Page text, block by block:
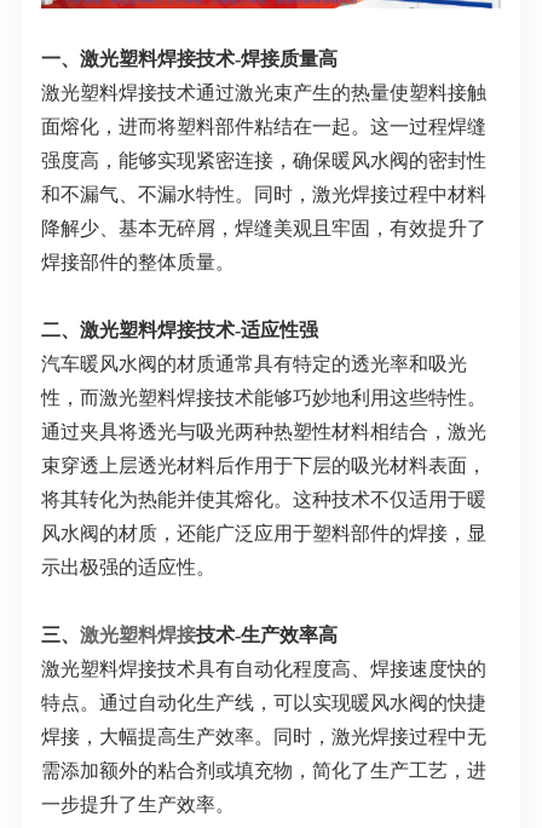
一、激光塑料焊接技术-焊接质量高
激光塑料焊接技术通过激光束产生的热量使塑料接触
面熔化，进而将塑料部件粘结在一起。这一过程焊缝
强度高，能够实现紧密连接，确保暖风水阀的密封性
和不漏气、不漏水特性。同时，激光焊接过程中材料
降解少、基本无碎屑，焊缝美观且牢固，有效提升了
焊接部件的整体质量。
二、激光塑料焊接技术-适应性强
汽车暖风水阀的材质通常具有特定的透光率和吸光
性，而激光塑料焊接技术能够巧妙地利用这些特性。
通过夹具将透光与吸光两种热塑性材料相结合，激光
束穿透上层透光材料后作用于下层的吸光材料表面，
将其转化为热能并使其熔化。这种技术不仅适用于暖
风水阀的材质，还能广泛应用于塑料部件的焊接，显
示出极强的适应性。
三、激光塑料焊接技术-生产效率高
激光塑料焊接技术具有自动化程度高、焊接速度快的
特点。通过自动化生产线，可以实现暖风水阀的快捷
焊接，大幅提高生产效率。同时，激光焊接过程中无
需添加额外的粘合剂或填充物，简化了生产工艺，进
一步提升了生产效率。